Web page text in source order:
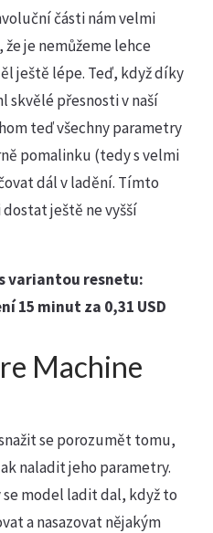
části nám velmi
je nemůžeme lehce
ještě lépe. Teď, když díky
skvělé přesnosti v naší
teď všechny parametry
pomalinku (tedy s velmi
dál v ladění. Tímto
ještě ne vyšší
variantou resnetu:
15 minut za 0,31 USD
Machine
se porozumět tomu,
naladit jeho parametry.
model ladit dal, když to
a nasazovat nějakým